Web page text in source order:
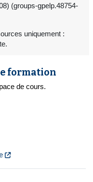
(groups-gpelp.48754-
uniquement :
formation
de cours.